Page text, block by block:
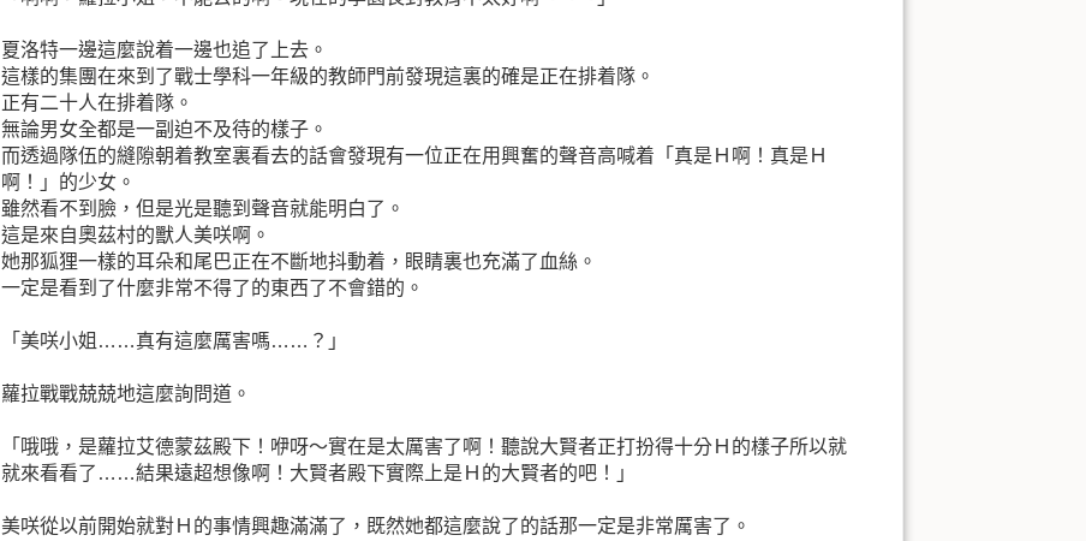
夏洛特一邊這麼說着一邊也追了上去。
這樣的集團在來到了戰士學科一年級的教師門前發現這裏的確是正在排着隊。
正有二十人在排着隊。
無論男女全都是一副迫不及待的樣子。
而透過隊伍的縫隙朝着教室裏看去的話會發現有一位正在用興奮的聲音高喊着「真是Ｈ啊！真是Ｈ
啊！」的少女。
雖然看不到臉，但是光是聽到聲音就能明白了。
這是來自奧茲村的獸人美咲啊。
她那狐狸一樣的耳朵和尾巴正在不斷地抖動着，眼睛裏也充滿了血絲。
一定是看到了什麼非常不得了的東西了不會錯的。
「美咲小姐……真有這麼厲害嗎……？」
蘿拉戰戰兢兢地這麼詢問道。
「哦哦，是蘿拉艾德蒙茲殿下！咿呀～實在是太厲害了啊！聽說大賢者正打扮得十分Ｈ的樣子所以就
就來看看了……結果遠超想像啊！大賢者殿下實際上是Ｈ的大賢者的吧！」
美咲從以前開始就對Ｈ的事情興趣滿滿了，既然她都這麼說了的話那一定是非常厲害了。